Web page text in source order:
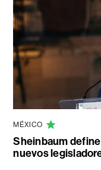
MÉXICO
Sheinbaum
nuevos